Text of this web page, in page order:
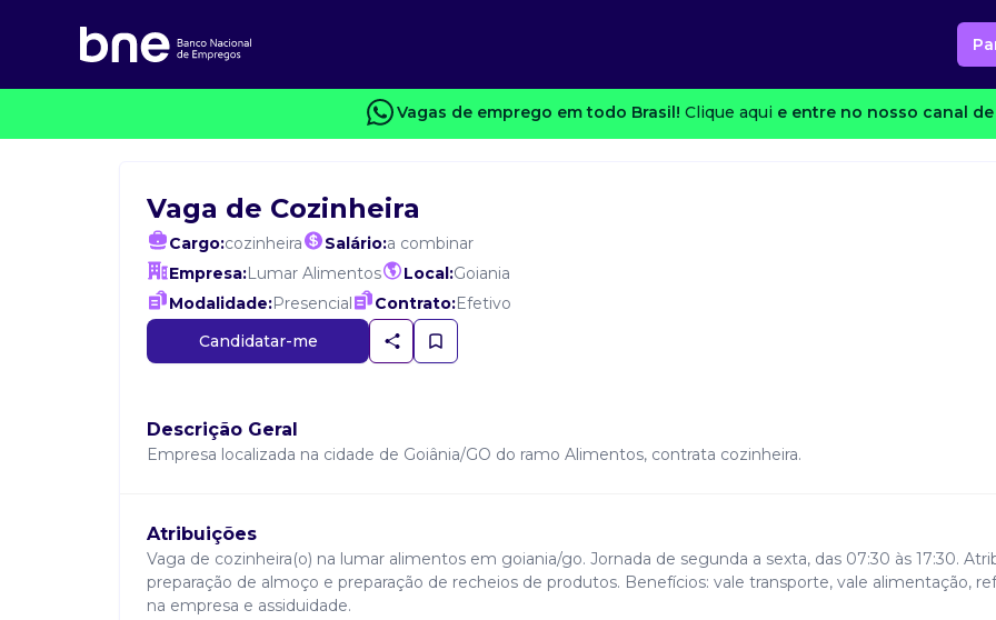
Vagas de emprego em todo Brasil! Clique aqui e entre no nosso canal
Vaga de Cozinheira
Cargo:cozinheira Salário:a combinar
Empresa:Lumar Alimentos Local:Goiania
Modalidade:Presencial Contrato:Efetivo
Candidatar-me
Descrição Geral
Empresa localizada na cidade de Goiânia/GO do ramo Alimentos, contrata cozinheira.
Atribuições
Vaga de cozinheira(o) na lumar alimentos em goiania/go. Jornada de segunda a sexta, das 07:30 às 17:30.
preparação de almoço e preparação de recheios de produtos. Benefícios: vale transporte, vale alimentação,
na empresa e assiduidade.